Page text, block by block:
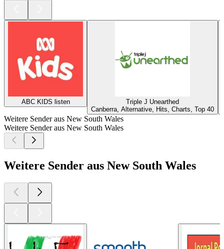
ABC KIDS listen
Triple J Unearthed
Canberra, Alternative, Hits, Charts, Top 40
Weitere Sender aus New South Wales
Weitere Sender aus New South Wales
Weitere Sender aus New South Wales